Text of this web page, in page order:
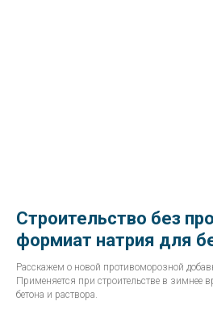
Строительство без
формиат натрия для
Расскажем о новой противоморозной
Применяется при строительстве в зимнее
бетона и раствора.